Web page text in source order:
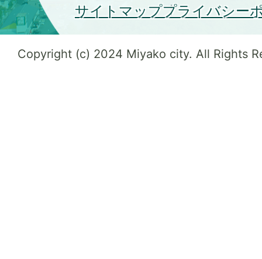
サイトマッププライバシー
Copyright (c) 2024 Miyako city. All Rights